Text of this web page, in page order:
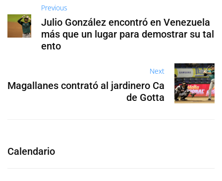
Previous
Julio González encontró en Venezuela
más que un lugar para demostrar su tal
ento
Next
Magallanes contrató al jardinero Ca
de Gotta
Calendario